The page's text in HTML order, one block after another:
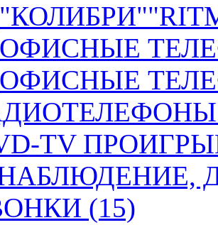
ОФИСНЫЕ
ОФИСНЫЕ
TV
(15)